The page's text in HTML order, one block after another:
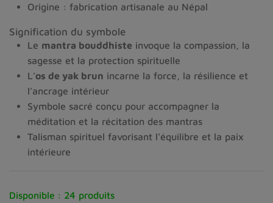
Origine : fabrication artisanale au Népal
Signification du symbole
Le mantra bouddhiste invoque la compassion, la
sagesse et la protection spirituelle
L’os de yak brun incarne la force, la résilience et
l’ancrage intérieur
Symbole sacré conçu pour accompagner la
méditation et la récitation des mantras
Talisman spirituel favorisant l’équilibre et la paix
intérieure
Disponible : 24 produits